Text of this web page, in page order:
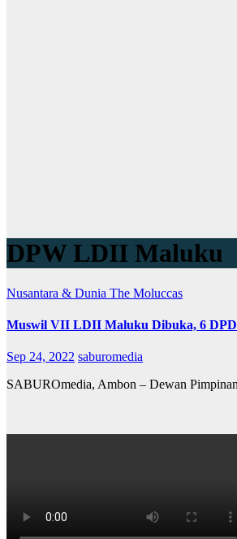
DPW LDII Maluku
Nusantara & Dunia The Moluccas
Muswil VII LDII Maluku Dibuka, 6
Sep 24, 2022 saburomedia
SABUROmedia, Ambon – Dewan